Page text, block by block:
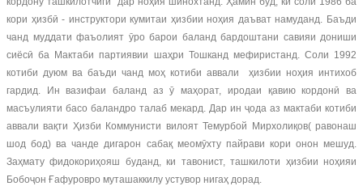
кори ҳизбӣ - инструктори кумитаи ҳизбии ноҳия даъват намуданд. Баъди
чанд муддати фаъолият ӯро барои баланд бардоштани савияи дониши
сиёсӣ ба Мактаби партиявии шаҳри Тошканд мефиристанд. Соли 1992
котиби дуюм ва баъди чанд моҳ котиби аввали ҳизбии ноҳия интихоб
гардид. Ин вазифаи баланд аз ӯ маҳорат, иродаи қавию кордонӣ ва
масъулияти басо баландро талаб мекард. Дар ин ҷода аз мактаби котиби
аввали вақти Ҳизби Коммунисти вилоят Темурбой Мирхолиқов( равонаш
шод бод) ва чанде дигарон сабақ меомӯхту пайрави кори онон мешуд.
Заҳмату фидокориҳояш буданд, ки тавонист, ташкилоти ҳизбии ноҳияи
Бобоҷон Ғафуровро муташаккилу устувор нигаҳ дорад.